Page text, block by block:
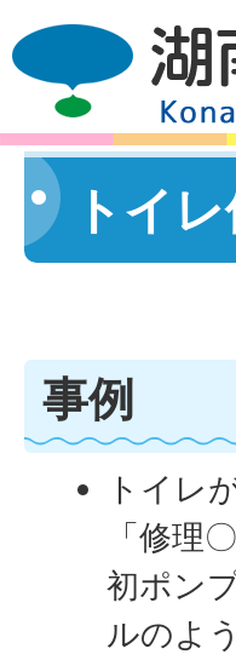
トイ
事例
トイレ
「修理
初ポン
ルのよ